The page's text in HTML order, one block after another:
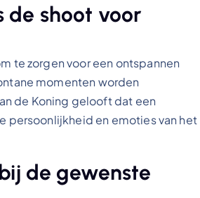
de shoot voor
te zorgen voor een ontspannen
momenten worden
de Koning gelooft dat een
persoonlijkheid en emoties van het
de gewenste